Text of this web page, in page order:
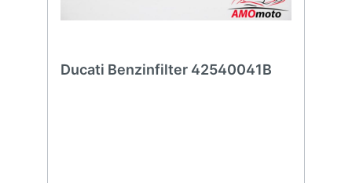
Ducati Benzinfilter 42540041B